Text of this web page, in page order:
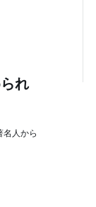
れ
名人から